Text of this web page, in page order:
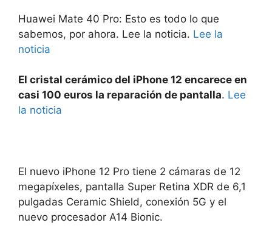
Huawei Mate 40 Pro: Esto es todo lo que
sabemos, por ahora. Lee la noticia. Lee la
noticia
El cristal cerámico del iPhone 12 encarece en
casi 100 euros la reparación de pantalla. Lee
la noticia
El nuevo iPhone 12 Pro tiene 2 cámaras de 12
megapíxeles, pantalla Super Retina XDR de 6,1
pulgadas Ceramic Shield, conexión 5G y el
nuevo procesador A14 Bionic.